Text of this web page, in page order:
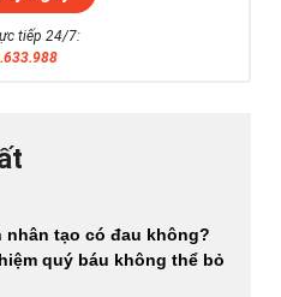
nhân tạo có đau không?
quý báu không thể bỏ
tiếp 24/7: